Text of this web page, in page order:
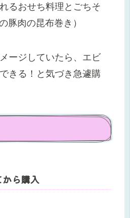
るおせち料理とごちそ
豚肉の昆布巻き）
ージしていたら、エビ
きる！と気づき急遽購
から購入